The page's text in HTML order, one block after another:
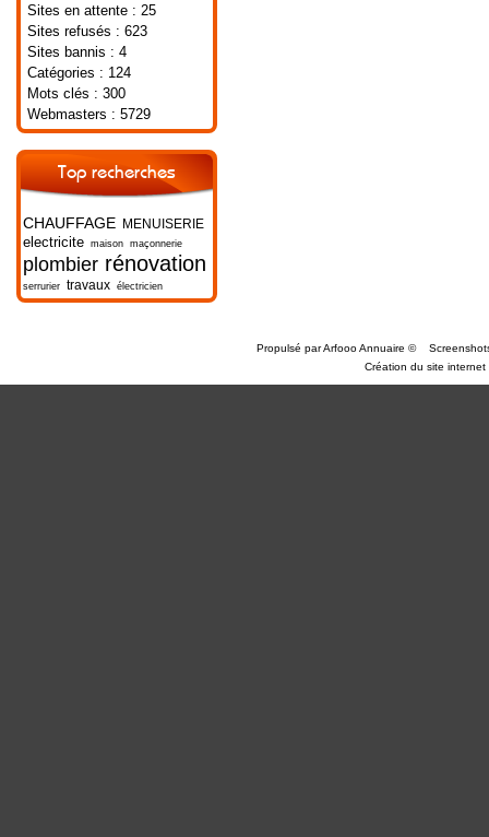
Sites en attente : 25
Sites refusés : 623
Sites bannis : 4
Catégories : 124
Mots clés : 300
Webmasters : 5729
Top recherches
CHAUFFAGE MENUISERIE
electricite maison maçonnerie
plombier rénovation
serrurier travaux électricien
Propulsé parArfooo Annuaire ©
Création du site internet